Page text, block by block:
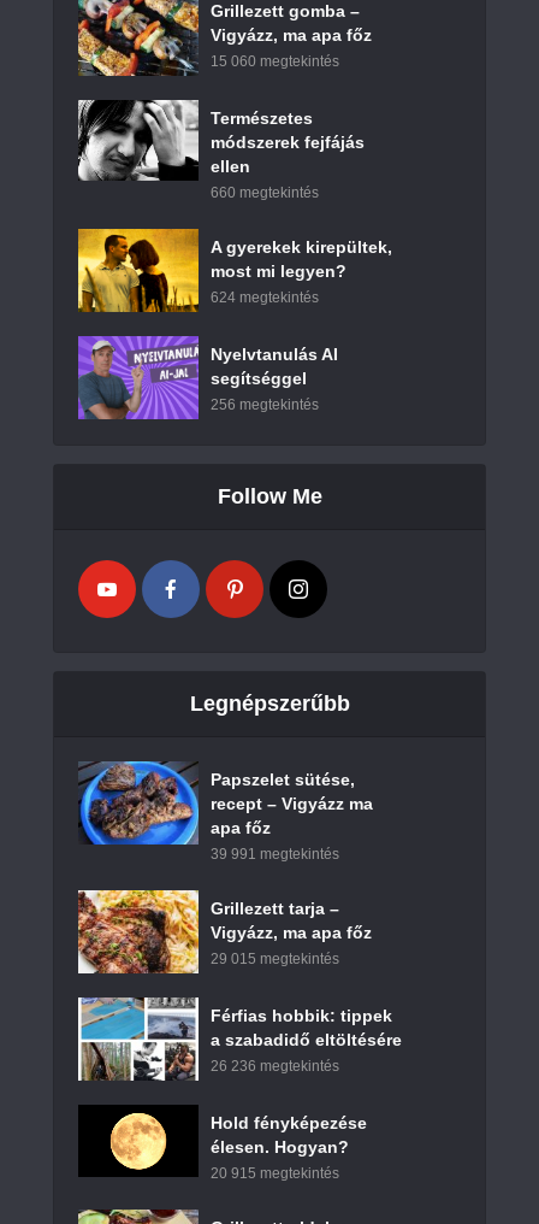
Grillezett gomba –
Vigyázz, ma apa főz
15 060 megtekintés
Természetes
módszerek fejfájás
ellen
660 megtekintés
A gyerekek kirepültek,
most mi legyen?
624 megtekintés
Nyelvtanulás AI
segítséggel
256 megtekintés
Follow Me
Legnépszerűbb
Papszelet sütése,
recept – Vigyázz ma
apa főz
39 991 megtekintés
Grillezett tarja –
Vigyázz, ma apa főz
29 015 megtekintés
Férfias hobbik: tippek
a szabadidő eltöltésére
26 236 megtekintés
Hold fényképezése
élesen. Hogyan?
20 915 megtekintés